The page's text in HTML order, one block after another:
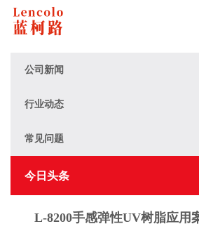
公司新闻
行业动态
常见问题
今日头条
L-8200手感弹性UV树脂应用